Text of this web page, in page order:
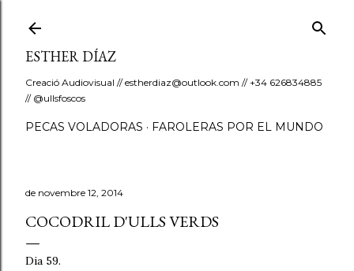
ESTHER DÍAZ
Creació Audiovisual // estherdiaz@outlook.com // +34 626834885
// @ullsfoscos
PECAS VOLADORAS FAROLERAS POR EL MUNDO
de novembre 12, 2014
COCODRIL D'ULLS VERDS
Dia 59.